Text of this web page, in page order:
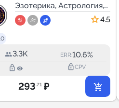
Нумерология |
Эзотерика |
Психология |
ТАРО
Эзотерика, Астрология,
Мистика
4.5
3.3K ERR:10.6%
lock_outline lock_outlineCPV
293.71 ₽